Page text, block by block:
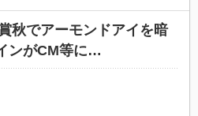
秋でアーモンドアイを暗
ンがCM等に…